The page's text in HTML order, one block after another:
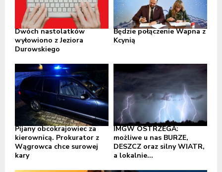
Dwóch nastolatków
wyłowiono z Jeziora
Durowskiego
Będzie połączenie Wapna z
Kcynią
Pijany obcokrajowiec za
kierownicą. Prokurator z
Wągrowca chce surowej
kary
IMGW OSTRZEGA:
możliwe u nas BURZE,
DESZCZ oraz silny WIATR,
a lokalnie...